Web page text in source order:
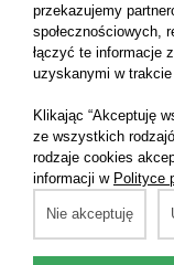
Zadzwoń
na:
przekazujemy
społecznościowych,
łączyć te informacje
uzyskanymi w trakcie
Klikając “Akceptuję
ze wszystkich
rodzaje cookies
informacji w Polityce
Nie akceptuję